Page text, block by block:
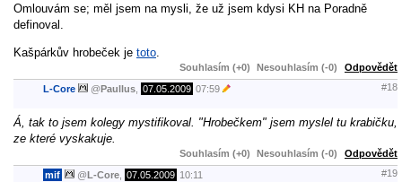
Omlouvám se; měl jsem na mysli, že už jsem kdysi KH na Poradně
definoval.
Kašpárkův hrobeček je toto
Souhlasím (+0) Nesouhlasím (-0) Odpovědět
L-Core @Paullus 07.05.2009 07:59 #18
Á, tak to jsem kolegy mystifikoval. "Hrobečkem" jsem myslel tu krabičku,
ze které vyskakuje.
Souhlasím (+0) Nesouhlasím (-0) Odpovědět
mif @L-Core 07.05.2009 10:11 #19